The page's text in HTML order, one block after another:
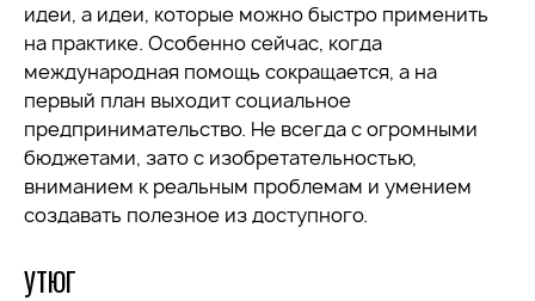
идеи, а идеи, которые можно быстро применить
на практике. Особенно сейчас, когда
международная помощь сокращается, а на
первый план выходит социальное
предпринимательство. Не всегда с огромными
бюджетами, зато с изобретательностью,
вниманием к реальным проблемам и умением
создавать полезное из доступного.
УТЮГ